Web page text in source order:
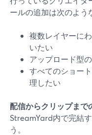
ールの追加は次のよう
複数レイヤーに
いたい
アップロード型
すべてのショー
理したい
配信からクリップまで
StreamYard内で完結
う。